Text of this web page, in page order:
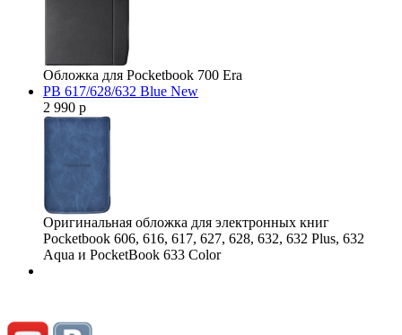
Обложка для Pocketbook 700 Era
PB 617/628/632 Blue New
2 990 р
Оригинальная обложка для электронных книг
Pocketbook 606, 616, 617, 627, 628, 632, 632 Plus, 632
Aqua и PocketBook 633 Color